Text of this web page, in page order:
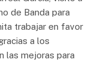
de Banda para
trabajar en favor
a los
las mejoras para